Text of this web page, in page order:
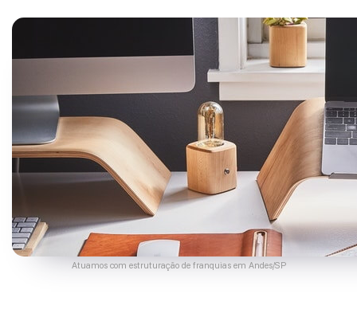
Atuamos com estruturação de franquias em Andes/SP